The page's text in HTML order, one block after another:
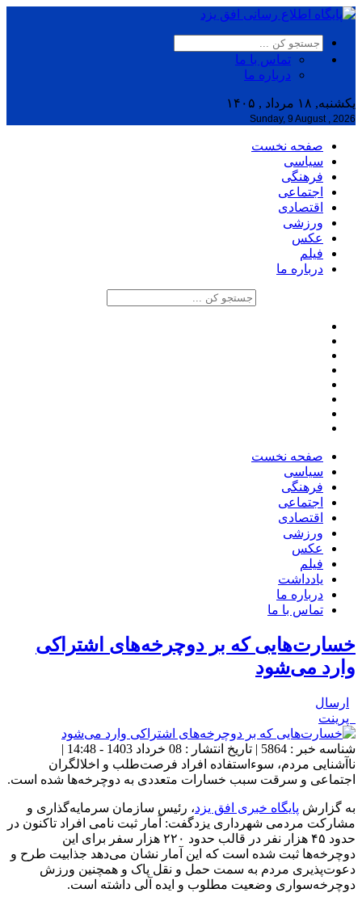
تماس با ما
درباره ما
یکشنبه, ۱۸ مرداد , ۱۴۰۵
Sunday, 9 August , 2026
صفحه نخست
سیاسی
فرهنگی
اجتماعی
اقتصادی
ورزشی
عکس
فیلم
درباره ما
صفحه نخست
سیاسی
فرهنگی
اجتماعی
اقتصادی
ورزشی
عکس
فیلم
یادداشت
درباره ما
تماس با ما
خسارت‌هایی که بر دوچرخه‌های اشتراکی
وارد می‌شود
ارسال
پرینت
شناسه خبر : 5864 | تاریخ انتشار : 08 خرداد 1403 - 14:48 |
ناآشنایی مردم، سوء‌استفاده افراد فرصت‌طلب و اخلالگران
اجتماعی و سرقت سبب خسارات متعددی به دوچرخه‌ها شده است.
به گزارش پایگاه خبری افق یزد، رئیس سازمان سرمایه‌گذاری و
مشارکت مردمی شهرداری یزدگفت: آمار ثبت نامی افراد تاکنون در
حدود ۴۵ هزار نفر در قالب حدود ۲۲۰ هزار سفر برای این
دوچرخه‌ها ثبت شده است که این آمار نشان می‌دهد جذابیت طرح و
دعوت‌پذیری مردم به سمت حمل و نقل پاک و همچنین ورزش
دوچرخه‌سواری وضعیت مطلوب و ایده آلی داشته است.